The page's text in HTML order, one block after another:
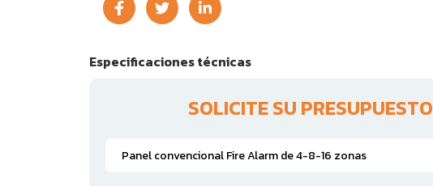
Especificaciones técnicas
SOLICITE SU PRESUPUESTO